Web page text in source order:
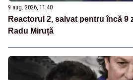
9 aug. 2026, 11:40
Reactorul 2, salvat pentru încă 9
Radu Miruță